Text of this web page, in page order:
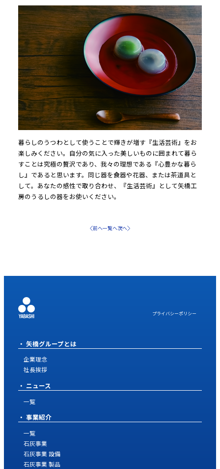
暮らしのうつわとして使うことで輝きが増す『生活芸術』をお
楽しみください。自分の気に入った美しいものに囲まれて暮ら
すことは究極の贅沢であり、我々の理想である『心豊かな暮ら
し』であると思います。同じ器を食器や花器、または茶道具と
して。あなたの感性で取り合わせ、『生活芸術』として矢橋工
前へ一覧へ次へ
プライバシーポリシー
矢橋グループとは
企業理念
社長挨拶
ニュース
一覧
事業紹介
一覧
石灰事業
石灰事業 設備
石灰事業 製品